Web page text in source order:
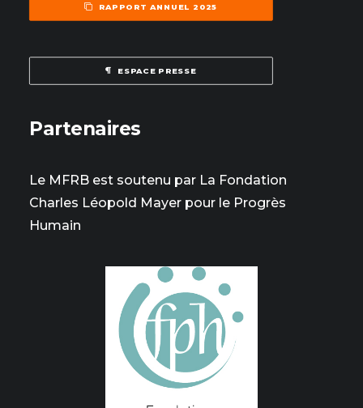
RAPPORT ANNUEL 2025
ESPACE PRESSE
Partenaires
Le MFRB est soutenu par La Fondation
Charles Léopold Mayer pour le Progrès
Humain